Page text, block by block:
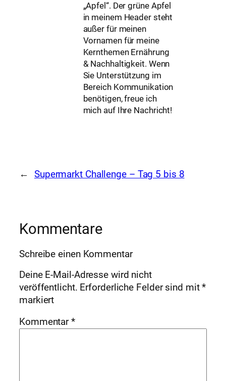
„Apfel“. Der grüne Apfel
in meinem Header steht
außer für meinen
Vornamen für meine
Kernthemen Ernährung
& Nachhaltigkeit. Wenn
Sie Unterstützung im
Bereich Kommunikation
benötigen, freue ich
mich auf Ihre Nachricht!
← Supermarkt Challenge – Tag 5 bis 8
Kommentare
Schreibe einen Kommentar
Deine E-Mail-Adresse wird nicht
veröffentlicht. Erforderliche Felder sind mit*
markiert
Kommentar*